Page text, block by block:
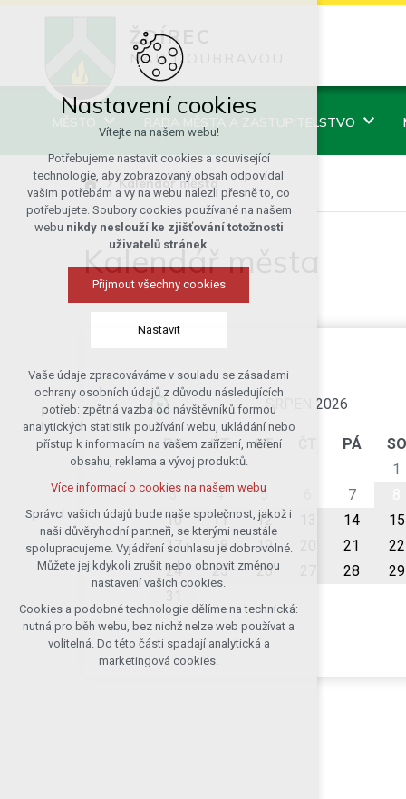
ŽDÍREC
NAD DOUBRAVOU
RADA MĚSTA A ZASTUPITELSTVO
Kalendář města
Kalendář města
SRPEN 2026
PO ÚT ST PÁ
SO
1
3
4 5 7
10
11 12 14
15
17
18 19 21
22
24
25 26 28
29
Nastavení cookies
Vítejte na našem webu!
Potřebujeme nastavit cookies a související
technologie, aby zobrazovaný obsah odpovídal
vašim potřebám a vy na webu nalezli přesně to, co
potřebujete. Soubory cookies používané na našem
webu nikdy neslouží ke zjišťování totožnosti
uživatelů stránek.
Přijmout všechny cookies
Nastavit
Technická cookies
nutná pro provozování webu
udržení kontextu stránek (session):
případná přihlášení, volby jazyka, apod.
Volitelná cookies
analytická pro anonymizované
vyhodnocení návštěvnosti
marketingová cookies (Google)
Více informací o cookies na našem webu
Přijmout všechny cookies
Odmítnout vše
Vaše údaje zpracováváme v souladu se zásadami
ochrany osobních údajů z důvodu následujících
potřeb: zpětná vazba od návštěvníků formou
analytických statistik používání webu, ukládání nebo
přístup k informacím na vašem zařízení, měření
obsahu, reklama a vývoj produktů.
Více informací o cookies na našem webu
Správci vašich údajů bude naše společnost, jakož i
naši důvěryhodní partneři, se kterými neustále
spolupracujeme. Vyjádření souhlasu je dobrovolné.
Můžete jej kdykoli zrušit nebo obnovit změnou
nastavení vašich cookies.
Cookies a podobné technologie dělíme na technická:
nutná pro běh webu, bez nichž nelze web používat a
volitelná. Do této části spadají analytická a
marketingová cookies.